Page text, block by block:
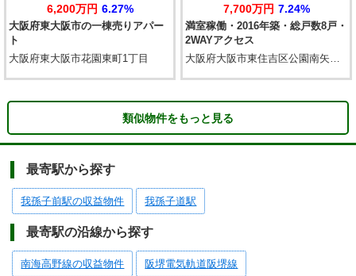
大阪府東大阪市の一棟売りアパー
ト
6,200万円 6.27%
大阪府東大阪市花園東町1丁目
満室稼働・2016年築・総戸数8戸・
2WAYアクセス
7,700万円 7.24%
大阪府大阪市東住吉区公園南矢田3丁目
類似物件をもっと見る
最寄駅から探す
我孫子前駅の収益物件 我孫子道駅
最寄駅の沿線から探す
南海高野線の収益物件 阪堺電気軌道阪堺線